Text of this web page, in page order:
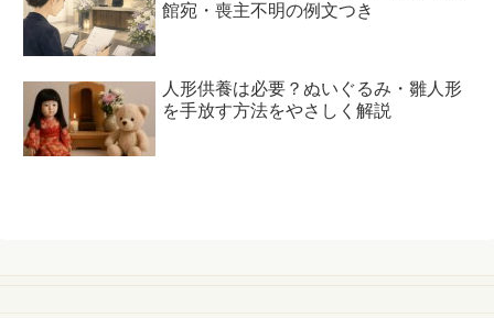
館宛・喪主不明の例文つき
人形供養は必要？ぬいぐるみ・雛人形
を手放す方法をやさしく解説